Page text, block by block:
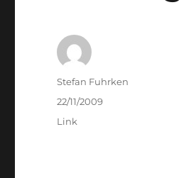
Author
Stefan Fuhrken
Posted
on
22/11/2009
Categories
Link